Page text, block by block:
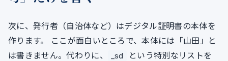
次に、発行者（自治体など）はデジタル証明書の本体を
作ります。 ここが面白いところで、本体には「山田」と
は書きません。代わりに、
_sd
という特別なリストを